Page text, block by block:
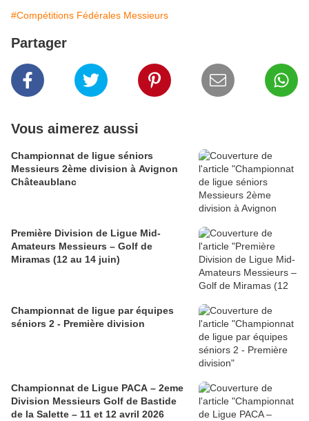
#Compétitions Fédérales Messieurs
Partager
Vous aimerez aussi
Championnat de ligue séniors
Messieurs 2ème division à Avignon
Châteaublanc
Première Division de Ligue Mid-
Amateurs Messieurs – Golf de
Miramas (12 au 14 juin)
Championnat de ligue par équipes
séniors 2 - Première division
Championnat de Ligue PACA – 2eme
Division Messieurs Golf de Bastide
de la Salette – 11 et 12 avril 2026